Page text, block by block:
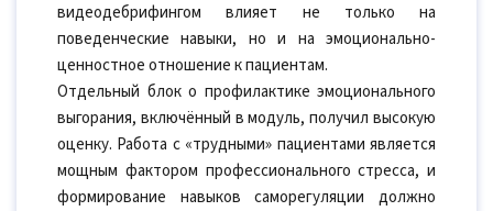
видеодебрифингом влияет не только на
поведенческие навыки, но и на эмоционально-
ценностное отношение к пациентам.
Отдельный блок о профилактике эмоционального
выгорания, включённый в модуль, получил высокую
оценку. Работа с «трудными» пациентами является
мощным фактором профессионального стресса, и
формирование навыков саморегуляции должно